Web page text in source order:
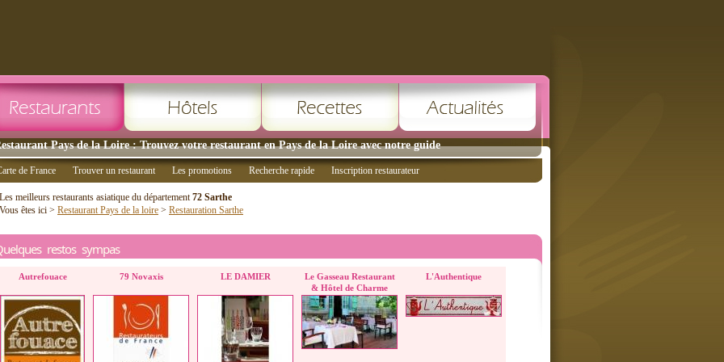
Pays de la Loire : Trouvez votre restaurant en Pays de la Loire avec notre guide
de France Trouver un restaurant Les promotions Recherche rapide Inscription restaurateur
Les meilleurs restaurants asiatique du département72 Sarthe
Vous êtes ici > Restaurant Pays de la loire > Restauration Sarthe
restos sympas
Autrefouace 79 Novaxis LE DAMIER
Le Gasseau Restaurant
& Hôtel de Charme
L'Authentique